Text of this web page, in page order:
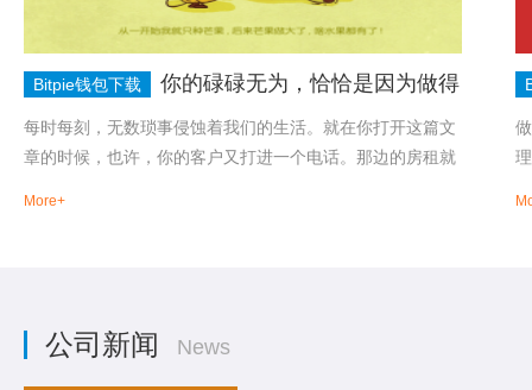
Bitpie钱包下载 营销中最能赚钱的10个广告词！
做营销，想要产生最大的效益，首先要研究好客户的消费心
理，从心理开始，才能让你的营销更加顺利，今天将为大家
公司新闻 News